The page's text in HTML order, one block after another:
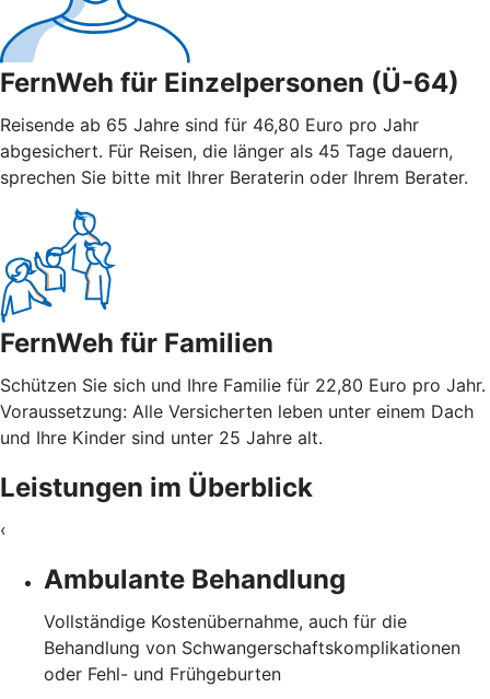
FernWeh für Einzelpersonen (Ü-64)
Reisende ab 65 Jahre sind für 46,80 Euro pro Jahr
abgesichert. Für Reisen, die länger als 45 Tage dauern,
sprechen Sie bitte mit Ihrer Beraterin oder Ihrem Berater.
FernWeh für Familien
Schützen Sie sich und Ihre Familie für 22,80 Euro pro Jahr.
Voraussetzung: Alle Versicherten leben unter einem Dach
und Ihre Kinder sind unter 25 Jahre alt.
Leistungen im Überblick
‹
Ambulante Behandlung
Vollständige Kostenübernahme, auch für die
Behandlung von Schwangerschaftskomplikationen
oder Fehl- und Frühgeburten